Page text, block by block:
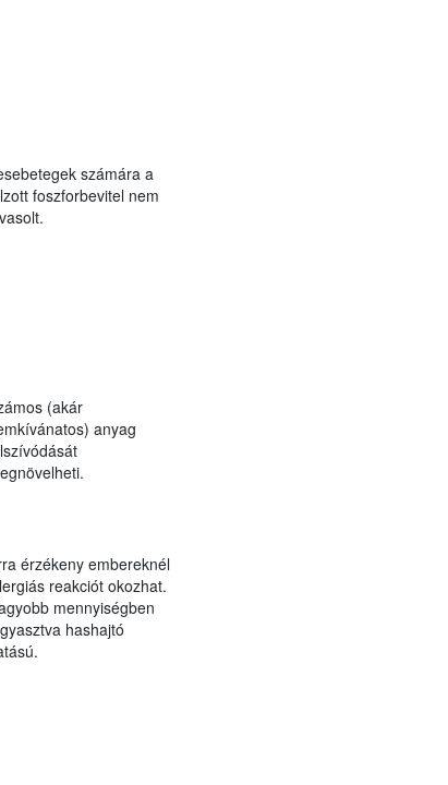
számára a
foszforbevitel nem
(akár
anyag
érzékeny embereknél
reakciót okozhat.
mennyiségben
hashajtó